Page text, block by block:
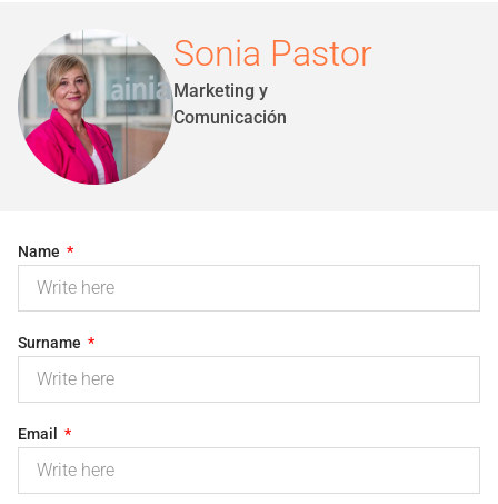
Sonia Pastor
Marketing y
Comunicación
Name
Surname
Email